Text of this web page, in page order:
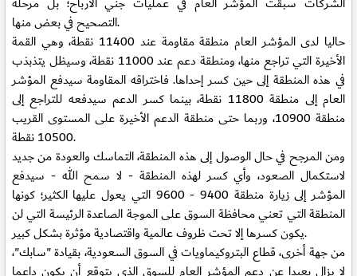
التصحيح في بعض منها.
حاليا لدى المؤشر العام منطقة مقاومة عند 11400 نقطة، وهي القمة
الأخيرة التي تراجع منها، ومنطقة دعم عند 11000 نقطة، وسيظل يتذبذب
في هذه المنطقة إلى حين كسر إحداها. فاختراقه المقاومة سيدفع المؤشر
العام إلى منطقة 11800 نقطة، بينما كسر الدعم سيدفعه للتراجع إلى
منطقة 10900، وربما حتى منطقة الدعم الأخيرة على المستوى القريب
10500 نقطة.
ومن المرجح في حال الوصول إلى هذه المنطقة، التماسك والعودة من جديد
لاستكمال الصعود، وأي كسر لهذه المنطقة - لا سمح الله - سيدفع
المؤشر إلى زيارة منطقة 9400 - 9600 التي يعول عليها الكثير؛ كونها
المنطقة التي تعني محافظة السوق على الموجة الصاعدة الرئيسة التي لن
يكون كسرها إلا تحت ظروف عالمية واقتصادية مؤثرة بشكل كبير.
من جهة أخرى، قطاع البتروكيماويات في السوق السعودية، بقيادة "سابك"،
لا يزال بعيدا عن دعم المؤشر العام للسوق الذي يتوقع أن يكون داعما